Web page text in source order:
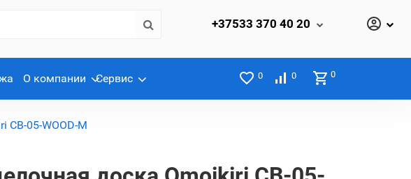
+37533 370 40 20
О компании Сервис 0 0 0
CB-05-WOOD-M